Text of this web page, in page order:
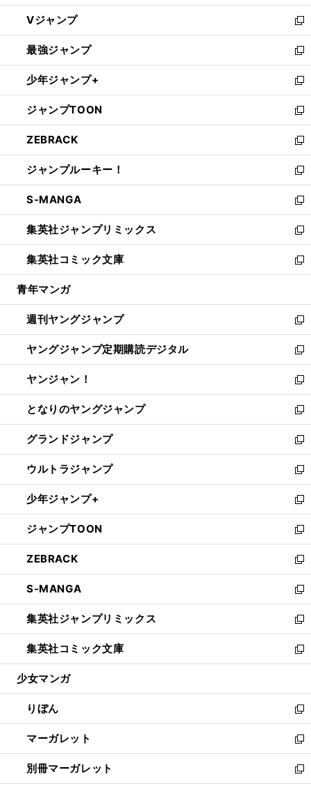
ウ
ィ
ン
ド
ウ
で
開
く
し
い
ウ
ィ
ン
ド
ウ
で
開
く
Vジャンプ
新
し
い
ウ
ィ
ン
ド
ウ
で
開
く
最強ジャンプ
新
し
い
ウ
ィ
ン
ド
ウ
で
開
く
少年ジャンプ+
新
し
い
ウ
ィ
ン
ド
ウ
で
開
く
ジャンプTOON
新
し
い
ウ
ィ
ン
ド
ウ
で
開
く
ZEBRACK
新
し
い
ウ
ィ
ン
ド
ウ
で
開
ジャンプルーキー！
新
し
い
ウ
ィ
ン
ド
ウ
開
く
S-MANGA
新
し
い
ウ
ィ
ン
ウ
で
開
く
集英社ジャンプリミックス
新
し
い
ウ
ン
ド
ウ
で
開
く
集英社コミック文庫
新
し
ウ
ィ
ン
ド
ウ
で
開
く
青年マンガ
週刊ヤングジャンプ
新
し
い
ウ
ィ
ン
ド
ウ
で
開
く
ヤングジャンプ定期購読デジタル
新
し
い
ウ
ィ
ン
ド
ウ
で
開
く
ヤンジャン！
新
し
い
ウ
ィ
ン
ド
ウ
で
開
く
となりのヤングジャンプ
新
し
い
ウ
ィ
ン
ド
ウ
で
開
く
グランドジャンプ
新
し
い
ウ
ィ
ン
ド
ウ
で
開
く
ウルトラジャンプ
新
し
い
ウ
ィ
ン
ド
ウ
で
開
く
少年ジャンプ+
新
し
い
ウ
ィ
ン
ド
ウ
で
開
く
ジャンプTOON
新
し
い
ウ
ィ
ン
ド
ウ
で
開
ZEBRACK
新
し
い
ウ
ィ
ン
ド
ウ
開
く
S-MANGA
新
し
い
ウ
ィ
ン
ウ
で
開
く
集英社ジャンプリミックス
新
し
い
ウ
ン
ド
ウ
で
開
く
集英社コミック文庫
新
し
ウ
ィ
ン
ド
ウ
で
開
少女マンガ
りぼん
新
し
い
ウ
ィ
マーガレット
新
し
い
別冊マーガレット
新